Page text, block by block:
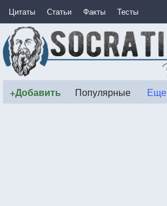
Цитаты Статьи Факты Тесты
+Добавить Популярные Еще